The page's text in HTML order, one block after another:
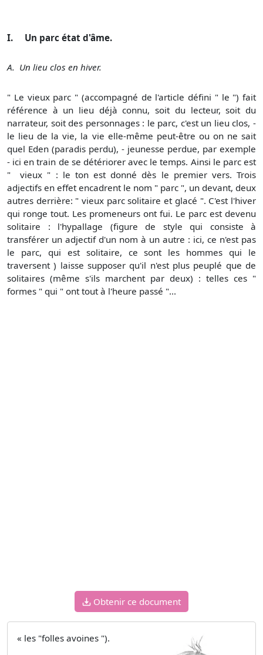
I. Un parc état d'âme.
A. Un lieu clos en hiver.
" Le vieux parc " (accompagné de l'article défini " le ") fait
référence à un lieu déjà connu, soit du lecteur, soit du
narrateur, soit des personnages : le parc, c'est un lieu clos, -
le lieu de la vie, la vie elle-même peut-être ou on ne sait
quel Eden (paradis perdu), - jeunesse perdue, par exemple
- ici en train de se détériorer avec le temps. Ainsi le parc est
" vieux " : le ton est donné dès le premier vers. Trois
adjectifs en effet encadrent le nom " parc ", un devant, deux
autres derrière: " vieux parc solitaire et glacé ". C'est l'hiver
qui ronge tout. Les promeneurs ont fui. Le parc est devenu
solitaire : l'hypallage (figure de style qui consiste à
transférer un adjectif d'un nom à un autre : ici, ce n'est pas
le parc, qui est solitaire, ce sont les hommes qui le
traversent ) laisse supposer qu'il n'est plus peuplé que de
solitaires (même s'ils marchent par deux) : telles ces "
formes " qui " ont tout à l'heure passé "...
Obtenir ce document
« les "folles avoines ").